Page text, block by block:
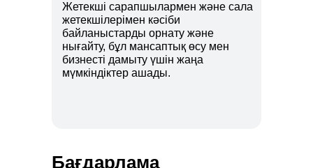
Жетекші сарапшылармен және сала
жетекшілерімен кәсіби
байланыстарды орнату және
нығайту, бұл мансаптық өсу мен
бизнесті дамыту үшін жаңа
мүмкіндіктер ашады.
Бағдарлама